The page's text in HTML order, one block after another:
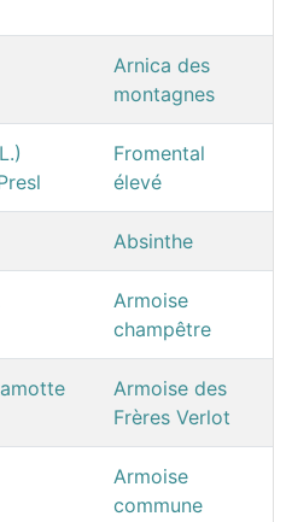
Arnica des
montagnes
Fromental
élevé
Absinthe
Armoise
champêtre
Armoise des
Frères Verlot
Armoise
commune